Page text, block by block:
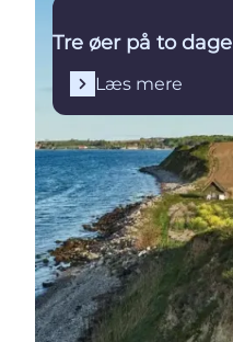
Tre øer på to dage
Læs mere